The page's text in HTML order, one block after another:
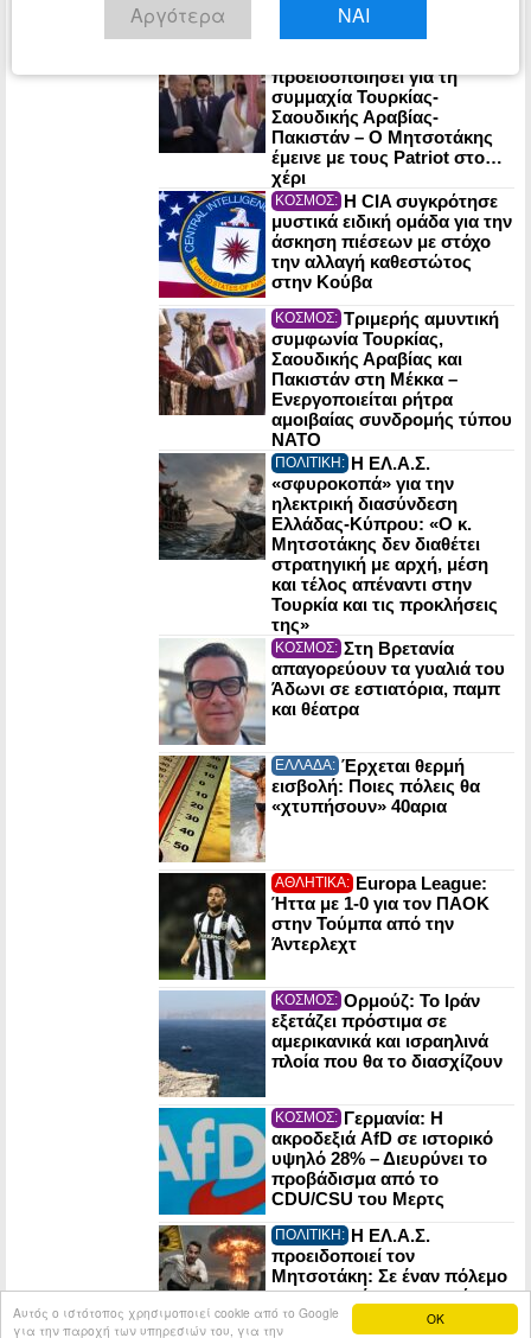
OK
Αυτός ο ιστότοπος χρησιμοποιεί cookie από το Google
για την παροχή των υπηρεσιών του, για την
προειδοποιήσει για τη
συμμαχία Τουρκίας-
Σαουδικής Αραβίας-
Πακιστάν – Ο Μητσοτάκης
έμεινε με τους Patriot στο…
χέρι
ΚΟΣΜΟΣ: Η CIA συγκρότησε
μυστικά ειδική ομάδα για την
άσκηση πιέσεων με στόχο
την αλλαγή καθεστώτος
στην Κούβα
ΚΟΣΜΟΣ: Τριμερής αμυντική
συμφωνία Τουρκίας,
Σαουδικής Αραβίας και
Πακιστάν στη Μέκκα –
Ενεργοποιείται ρήτρα
αμοιβαίας συνδρομής τύπου
NATO
ΠΟΛΙΤΙΚΗ: Η ΕΛ.Α.Σ.
«σφυροκοπά» για την
ηλεκτρική διασύνδεση
Ελλάδας-Κύπρου: «Ο κ.
Μητσοτάκης δεν διαθέτει
στρατηγική με αρχή, μέση
και τέλος απέναντι στην
Τουρκία και τις προκλήσεις
της»
ΚΟΣΜΟΣ: Στη Βρετανία
απαγορεύουν τα γυαλιά του
Άδωνι σε εστιατόρια, παμπ
και θέατρα
ΕΛΛΑΔΑ: Έρχεται θερμή
εισβολή: Ποιες πόλεις θα
«χτυπήσουν» 40αρια
ΑΘΛΗΤΙΚΑ: Europa League:
Ήττα με 1-0 για τον ΠΑΟΚ
στην Τούμπα από την
Άντερλεχτ
ΚΟΣΜΟΣ: Ορμούζ: Το Ιράν
εξετάζει πρόστιμα σε
αμερικανικά και ισραηλινά
πλοία που θα το διασχίζουν
ΚΟΣΜΟΣ: Γερμανία: Η
ακροδεξιά AfD σε ιστορικό
υψηλό 28% – Διευρύνει το
προβάδισμα από το
CDU/CSU του Μερτς
ΠΟΛΙΤΙΚΗ: Η ΕΛ.Α.Σ.
προειδοποιεί τον
Μητσοτάκη: Σε έναν πόλεμο
οι πυρηνικές εγκαταστάσεις
μπορούν να γίνουν στόχος
Αργότερα ΝΑΙ